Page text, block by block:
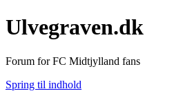
Ulvegraven.dk
Forum for FC Midtjylland fans
Spring til indhold